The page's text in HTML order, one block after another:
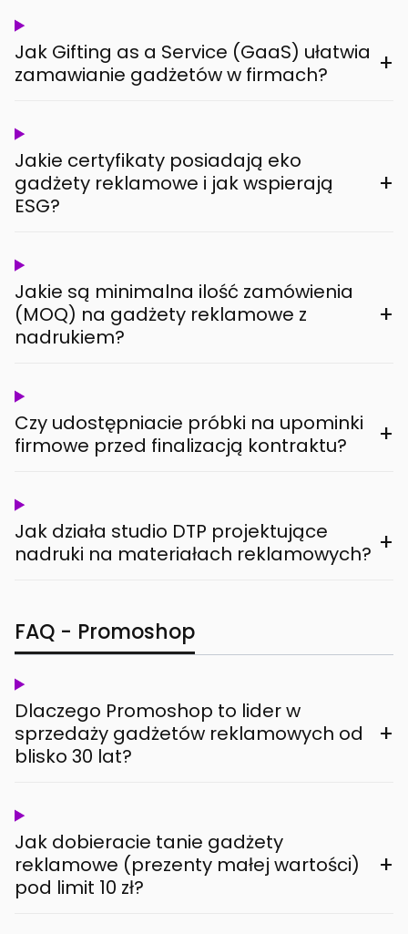
Jak Gifting as a Service (GaaS) ułatwia
zamawianie gadżetów w firmach?
+
Jakie certyfikaty posiadają eko
gadżety reklamowe i jak wspierają
ESG?
+
Jakie są minimalna ilość zamówienia
(MOQ) na gadżety reklamowe z
nadrukiem?
+
Czy udostępniacie próbki na upominki
firmowe przed finalizacją kontraktu?
+
Jak działa studio DTP projektujące
nadruki na materiałach reklamowych? +
FAQ - Promoshop
Dlaczego Promoshop to lider w
sprzedaży gadżetów reklamowych od
blisko 30 lat?
+
Jak dobieracie tanie gadżety
reklamowe (prezenty małej wartości)
pod limit 10 zł?
+